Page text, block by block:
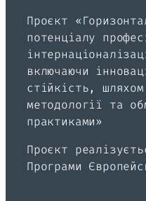
Проєкт
потенціалу
включаючи
стійкість,
методології та
практиками»
Проєкт
Програми